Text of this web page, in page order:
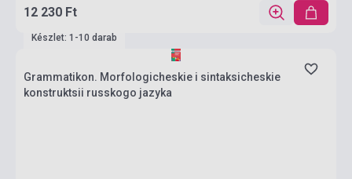
12 230 Ft
Készlet: 1-10 darab
Grammatikon. Morfologicheskie i sintaksicheskie
konstruktsii russkogo jazyka